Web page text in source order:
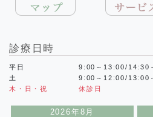
診療日時
平日
9:00～13:00/14:30
土
9:00～12:00/13:00
木・日・祝
休診日
2026年8月